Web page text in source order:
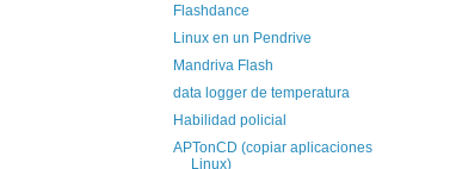
Flashdance
Linux en un Pendrive
Mandriva Flash
data logger de temperatura
Habilidad policial
APTonCD (copiar aplicaciones
Linux)